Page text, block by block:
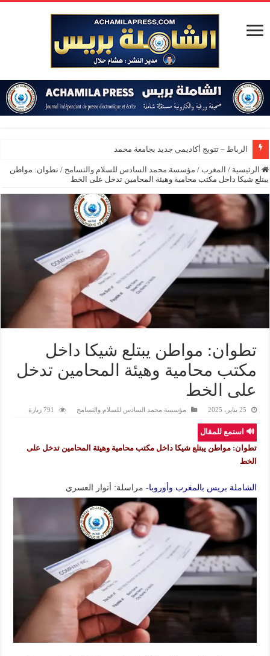
الرباط – تتويج أكاديمي جديد بجامعة محمد الخامس
الرئيسية / المغرب / مؤسسة محمد السادس للسلام والتسامح / تطوان: مواطن
يبتلع شيكا داخل مكتب محامية وهيئة المحامين تدخل على الخط
تطوان: مواطن يبتلع شيكا داخل
مكتب محامية وهيئة المحامين تدخل
على الخط
25 يناير، 2025 مؤسسة محمد السادس للسلام والتسامح 791 زيارة
🔊 استمع للمقال
تطوان: مواطن يبتلع شيكا داخل مكتب محامية وهيئة المحامين تدخل على
الخط
الشاملة بريس بالمغرب وأوروبا- مراسلة: أنوار العسري